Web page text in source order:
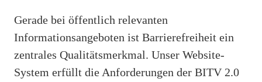
Gerade bei öffentlich relevanten
Informationsangeboten ist Barrierefreiheit ein
zentrales Qualitätsmerkmal. Unser Website-
System erfüllt die Anforderungen der BITV 2.0